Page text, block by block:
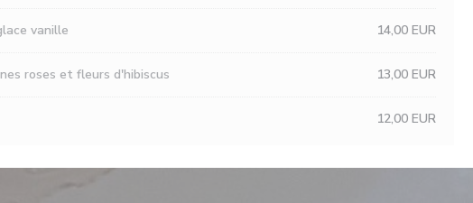
vanille 14,00 EUR
roses et fleurs d'hibiscus 13,00 EUR
12,00 EUR